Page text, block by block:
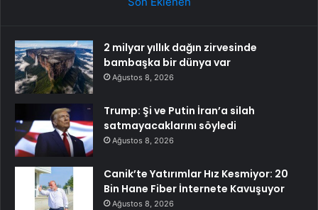
2 milyar yıllık dağın zirvesinde
bambaşka bir dünya var
Ağustos 8, 2026
Trump: Şi ve Putin İran’a silah
satmayacaklarını söyledi
Ağustos 8, 2026
Canik’te Yatırımlar Hız Kesmiyor: 20
Bin Hane Fiber İnternete Kavuşuyor
Ağustos 8, 2026